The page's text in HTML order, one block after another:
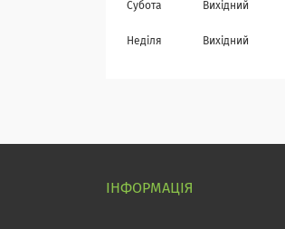
Субота Вихідний
Неділя Вихідний
ІНФОРМАЦІЯ